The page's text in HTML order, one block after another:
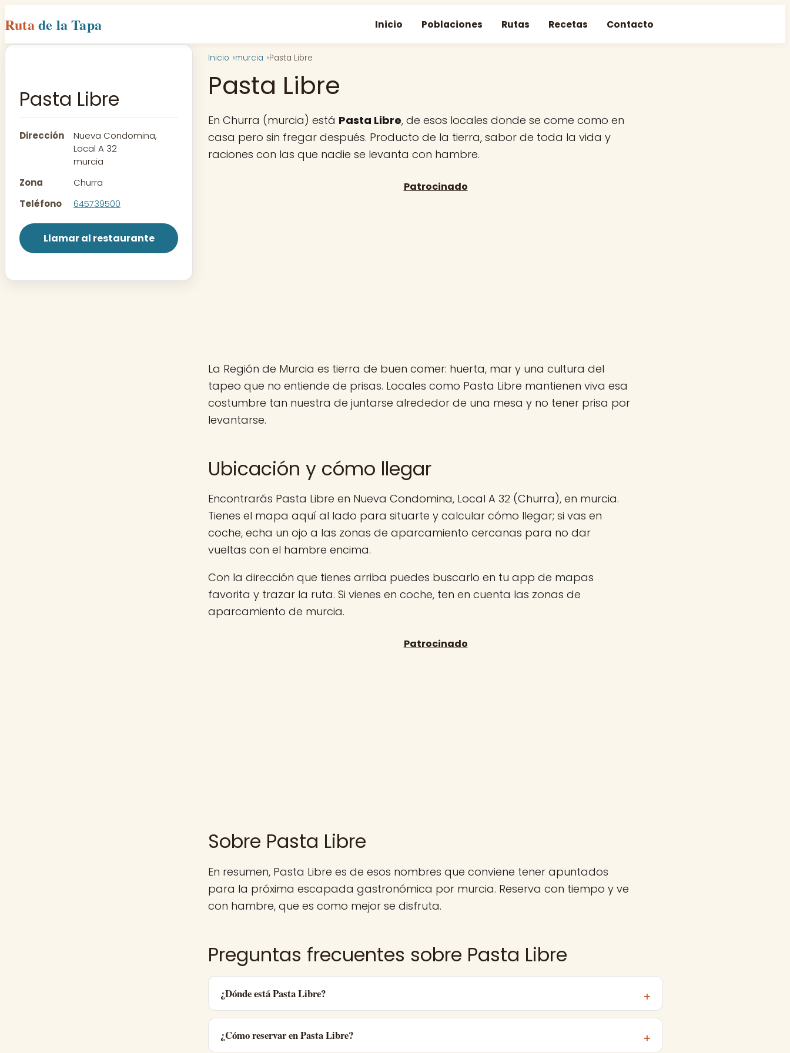
Rutade la Tapa Inicio Poblaciones Rutas Recetas Contacto
Pasta Libre
Dirección
Nueva Condomina,
Local A 32
murcia
Zona
Churra
Teléfono
645739500
Llamar al restaurante
Inicio murcia Pasta Libre
Pasta Libre
En Churra (murcia) está Pasta Libre, de esos locales donde se come como en
casa pero sin fregar después. Producto de la tierra, sabor de toda la vida y
raciones con las que nadie se levanta con hambre.
La Región de Murcia es tierra de buen comer: huerta, mar y una cultura del
tapeo que no entiende de prisas. Locales como Pasta Libre mantienen viva esa
costumbre tan nuestra de juntarse alrededor de una mesa y no tener prisa por
levantarse.
Ubicación y cómo llegar
Encontrarás Pasta Libre en Nueva Condomina, Local A 32 (Churra), en murcia.
Tienes el mapa aquí al lado para situarte y calcular cómo llegar; si vas en
coche, echa un ojo a las zonas de aparcamiento cercanas para no dar
vueltas con el hambre encima.
Con la dirección que tienes arriba puedes buscarlo en tu app de mapas
favorita y trazar la ruta. Si vienes en coche, ten en cuenta las zonas de
aparcamiento de murcia.
Sobre Pasta Libre
En resumen, Pasta Libre es de esos nombres que conviene tener apuntados
para la próxima escapada gastronómica por murcia. Reserva con tiempo y ve
con hambre, que es como mejor se disfruta.
Preguntas frecuentes sobre Pasta Libre
¿Dónde está Pasta Libre?
¿Cómo reservar en Pasta Libre?